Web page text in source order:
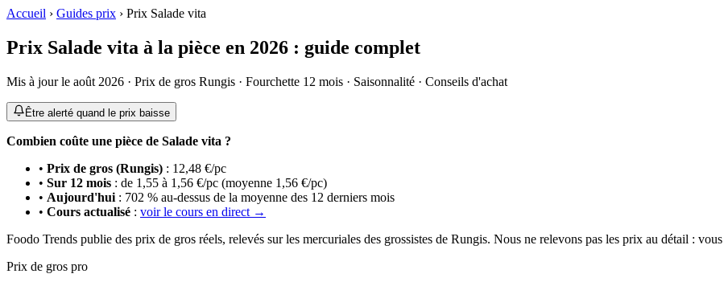
Accueil › Guides prix › Prix Salade vita
Prix Salade vita à la pièce en 2026 : guide complet
Mis à jour le août 2026 · Prix de gros Rungis · Fourchette 12 mois · Saisonnalité · Conseils d'achat
Être alerté quand le prix baisse
Combien coûte une pièce de Salade vita ?
• Prix de gros (Rungis) : 12,48 €/pc
• Sur 12 mois : de 1,55 à 1,56 €/pc (moyenne 1,56 €/pc)
• Aujourd'hui : 702 % au-dessus de la moyenne des 12 derniers mois
• Cours actualisé : voir le cours en direct →
Foodo Trends publie des prix de gros réels, relevés sur les mercuriales des grossistes de Rungis. Nous ne relevons pas les prix au détail :
Prix de gros pro